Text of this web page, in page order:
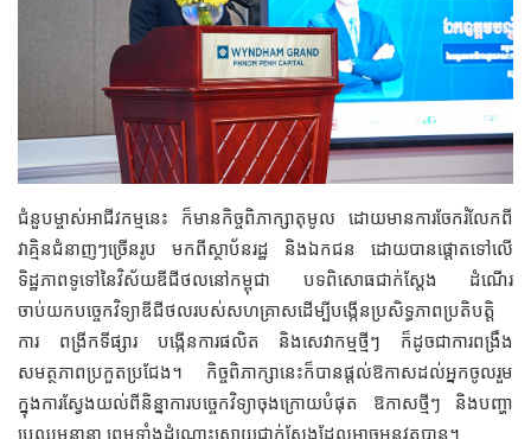
ជំនួបម្ចាស់អាជីវកម្មនេះ ក៏មានកិច្ចពិភាក្សាតុមូល ដោយមានការចែករំលែកពី
វាគ្មិនជំនាញៗច្រើនរូប មកពីស្ថាប័នរដ្ឋ និងឯកជន ដោយបានផ្ដោតទៅលើ
ទិដ្ឋភាពទូទៅនៃវិស័យឌីជីថលនៅកម្ពុជា បទពិសោធជាក់ស្តែង ដំណើរ
ចាប់យកបច្ចេកវិទ្យាឌីជីថលរបស់សហគ្រាសដើម្បីបង្កើនប្រសិទ្ធភាពប្រតិបត្តិ
ការ ពង្រីកទីផ្សារ បង្កើនការផលិត និងសេវាកម្មថ្មីៗ ក៏ដូចជាការពង្រឹង
សមត្ថភាពប្រកួតប្រជែង។ កិច្ចពិភាក្សានេះក៏បានផ្ដល់ឱកាសដល់អ្នកចូលរួម
ក្នុងការស្វែងយល់ពីនិន្នាការបច្ចេកវិទ្យាចុងក្រោយបំផុត ឱកាសថ្មីៗ និងបញ្ហា
ប្រឈមនានា ព្រមទាំងដំណោះស្រាយជាក់ស្តែងដែលអាចអនុវត្តបាន។